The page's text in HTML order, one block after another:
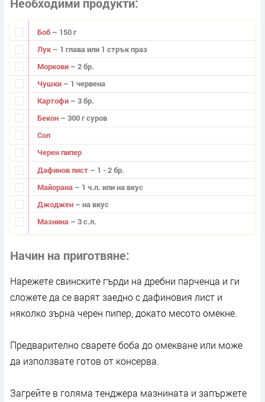
Необходими продукти
Боб – 150 г
Лук – 1 глава или 1 стрък праз
Моркови – 2 бр.
Чушки – 1 червена
Картофи – 3 бр.
Бекон – 300 г суров
Сол
Черен пипер
Дафинов лист – 1 - 2 бр.
Майорана – 1 ч.л. или на вкус
Джоджен – на вкус
Мазнина – 3 с.л.
Начин на приготвяне
Нарежете свинските гърди на дребни парченца и ги
сложете да се варят заедно с дафиновия лист и
няколко зърна черен пипер, докато месото омекне.
Предварително сварете боба до омекване или може
да използвате готов от консерва.
Загрейте в голяма тенджера мазнината и запържете